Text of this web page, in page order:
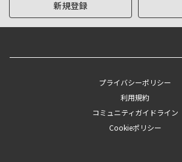
新規登録
プライバシーポリシー
利用規約
コミュニティガイドライン
Cookieポリシー